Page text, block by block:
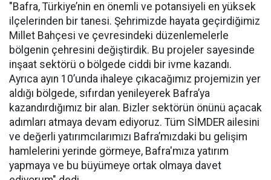
"Bafra, Türkiye’nin en önemli ve potansiyeli en yüksek
ilçelerinden bir tanesi. Şehrimizde hayata geçirdiğimiz
Millet Bahçesi ve çevresindeki düzenlemelerle
bölgenin çehresini değiştirdik. Bu projeler sayesinde
inşaat sektörü o bölgede ciddi bir ivme kazandı.
Ayrıca ayın 10’unda ihaleye çıkacağımız projemizin yer
aldığı bölgede, sıfırdan yenileyerek Bafra’ya
kazandırdığımız bir alan. Bizler sektörün önünü açacak
adımları atmaya devam ediyoruz. Tüm SİMDER ailesini
ve değerli yatırımcılarımızı Bafra’mızdaki bu gelişim
hamlelerini yerinde görmeye, Bafra'mıza yatırım
yapmaya ve bu büyümeye ortak olmaya davet